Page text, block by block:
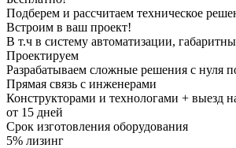
дней.
По умолчанию в этой модификации
подача материала, но по желанию
полуавтоматическую или автоматическую
Компетентные менеджеры ПТК
подобрать оптимальную комплектацию
конкретного предприятия.
Подберем и рассчитаем техническое
Встроим в ваш проект!
В т.ч в систему автоматизации,
Проектируем
Разрабатываем сложные решения с нуля
Прямая связь с инженерами
Конструкторами и технологами + выезд
от 15 дней
Срок изготовления оборудования
5% лизинг